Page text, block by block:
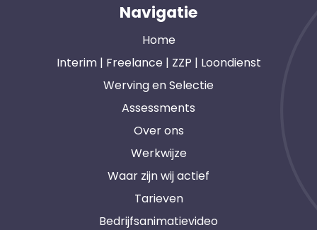
Navigatie
Home
Interim | Freelance | ZZP | Loondienst
Werving en Selectie
Assessments
Over ons
Werkwijze
Waar zijn wij actief
Tarieven
Bedrijfsanimatievideo